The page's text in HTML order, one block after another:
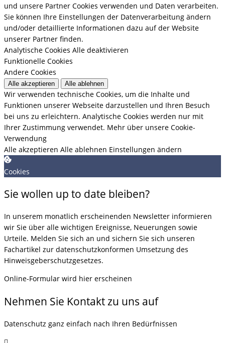
und unsere Partner Cookies verwenden und Daten verarbeiten.
Sie können Ihre Einstellungen der Datenverarbeitung ändern
und/oder detaillierte Informationen dazu auf der Website
unserer Partner finden.
Analytische Cookies Alle deaktivieren
Funktionelle Cookies
Andere Cookies
Alle akzeptieren Alle ablehnen
Wir verwenden technische Cookies, um die Inhalte und
Funktionen unserer Webseite darzustellen und Ihren Besuch
bei uns zu erleichtern. Analytische Cookies werden nur mit
Ihrer Zustimmung verwendet. Mehr über unsere Cookie-
Verwendung
Alle akzeptieren Alle ablehnen Einstellungen ändern
Cookies
Sie wollen up to date bleiben?
In unserem monatlich erscheinenden Newsletter informieren
wir Sie über alle wichtigen Ereignisse, Neuerungen sowie
Urteile. Melden Sie sich an und sichern Sie sich unseren
Fachartikel zur datenschutzkonformen Umsetzung des
Hinweisgeberschutzgesetzes.
Online-Formular wird hier erscheinen
Nehmen Sie Kontakt zu uns auf
Datenschutz ganz einfach nach Ihren Bedürfnissen